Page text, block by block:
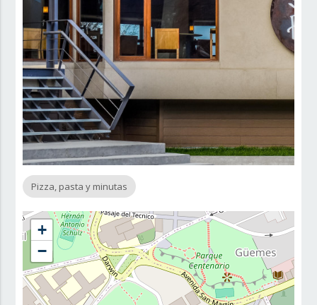
Pizza, pasta y minutas
+
−